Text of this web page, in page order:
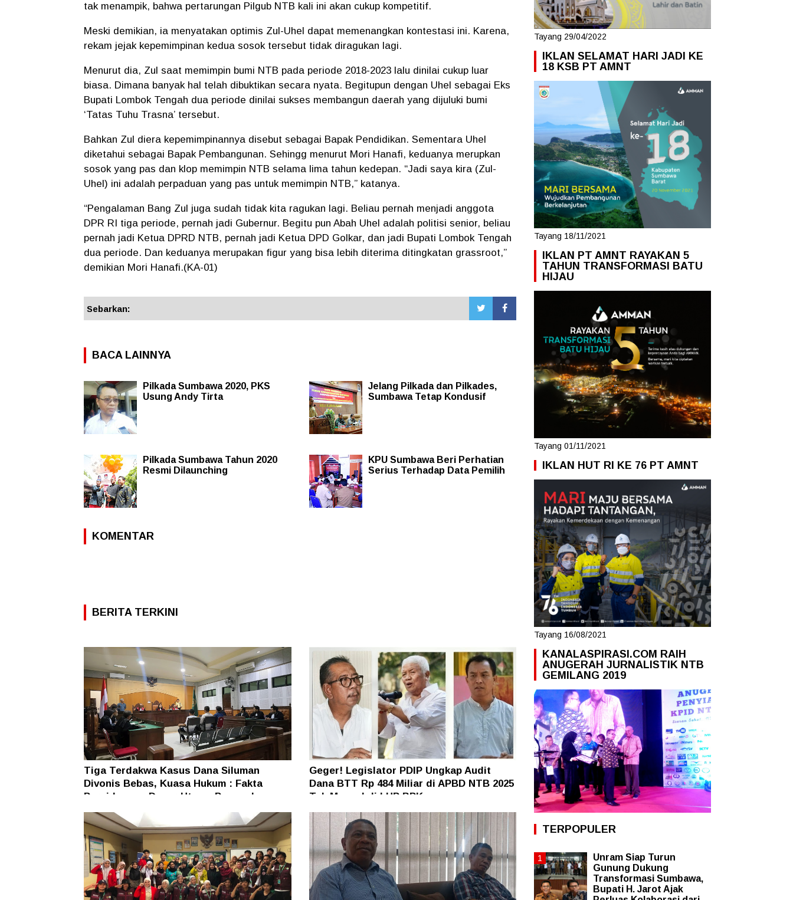
tak menampik, bahwa pertarungan Pilgub NTB kali ini akan cukup kompetitif.
Meski demikian, ia menyatakan optimis Zul-Uhel dapat memenangkan kontestasi ini. Karena,
rekam jejak kepemimpinan kedua sosok tersebut tidak diragukan lagi.
Menurut dia, Zul saat memimpin bumi NTB pada periode 2018-2023 lalu dinilai cukup luar
biasa. Dimana banyak hal telah dibuktikan secara nyata. Begitupun dengan Uhel sebagai Eks
Bupati Lombok Tengah dua periode dinilai sukses membangun daerah yang dijuluki bumi
‘Tatas Tuhu Trasna’ tersebut.
Bahkan Zul diera kepemimpinannya disebut sebagai Bapak Pendidikan. Sementara Uhel
diketahui sebagai Bapak Pembangunan. Sehingg menurut Mori Hanafi, keduanya merupkan
sosok yang pas dan klop memimpin NTB selama lima tahun kedepan. “Jadi saya kira (Zul-
Uhel) ini adalah perpaduan yang pas untuk memimpin NTB,” katanya.
“Pengalaman Bang Zul juga sudah tidak kita ragukan lagi. Beliau pernah menjadi anggota
DPR RI tiga periode, pernah jadi Gubernur. Begitu pun Abah Uhel adalah politisi senior, beliau
pernah jadi Ketua DPRD NTB, pernah jadi Ketua DPD Golkar, dan jadi Bupati Lombok Tengah
dua periode. Dan keduanya merupakan figur yang bisa lebih diterima ditingkatan grassroot,”
demikian Mori Hanafi.(KA-01)
Sebarkan:
BACA LAINNYA
Pilkada Sumbawa 2020, PKS
Usung Andy Tirta
Jelang Pilkada dan Pilkades,
Sumbawa Tetap Kondusif
Pilkada Sumbawa Tahun 2020
Resmi Dilaunching
KPU Sumbawa Beri Perhatian
Serius Terhadap Data Pemilih
KOMENTAR
BERITA TERKINI
Tiga Terdakwa Kasus Dana Siluman
Divonis Bebas, Kuasa Hukum : Fakta
Persidangan Dasar Utama Penegakan
Hukum
Geger! Legislator PDIP Ungkap Audit
Dana BTT Rp 484 Miliar di APBD NTB 2025
Tak Muncul di LHP BPK
Tayang 29/04/2022
IKLAN SELAMAT HARI JADI KE
18 KSB PT AMNT
Tayang 18/11/2021
IKLAN PT AMNT RAYAKAN 5
TAHUN TRANSFORMASI BATU
HIJAU
Tayang 01/11/2021
IKLAN HUT RI KE 76 PT AMNT
Tayang 16/08/2021
KANALASPIRASI.COM RAIH
ANUGERAH JURNALISTIK NTB
GEMILANG 2019
TERPOPULER
Unram Siap Turun
Gunung Dukung
Transformasi Sumbawa,
Bupati H. Jarot Ajak